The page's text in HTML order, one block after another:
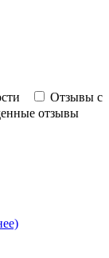
Отзывы c
отзывы